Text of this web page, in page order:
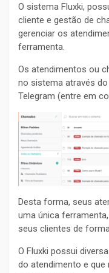
O sistema Fluxki,
cliente e gestão de
gerenciar os
ferramenta.
Os atendimentos ou
no sistema através
Telegram (entre em
Desta forma, seus
uma única
seus clientes de
O Fluxki possui
do atendimento e que